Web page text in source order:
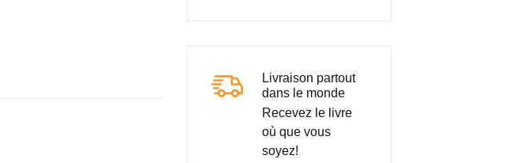
Livraison partout
dans le monde
Recevez le livre
où que vous
soyez!